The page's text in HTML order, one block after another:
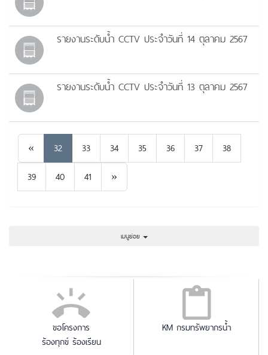
รายงานระดับน้ำ CCTV ประจำวันที่ 14 ตุลาคม 2567
รายงานระดับน้ำ CCTV ประจำวันที่ 13 ตุลาคม 2567
« Previous
32 33 34 35 36 37
38
39
40 41 »
เมนูย่อย
ขอโครงการ
ร้องทุกข์ ร้องเรียน
KM กรมทรัพยากรน้ำ